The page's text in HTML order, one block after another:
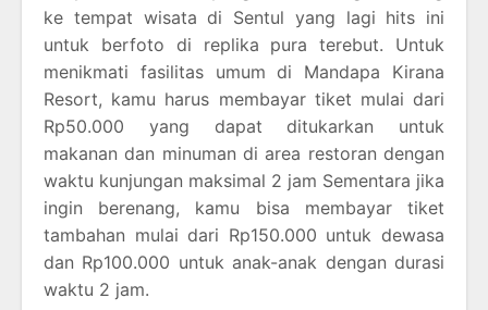
ke tempat wisata di Sentul yang lagi hits ini
untuk berfoto di replika pura terebut. Untuk
menikmati fasilitas umum di Mandapa Kirana
Resort, kamu harus membayar tiket mulai dari
Rp50.000 yang dapat ditukarkan untuk
makanan dan minuman di area restoran dengan
waktu kunjungan maksimal 2 jam Sementara jika
ingin berenang, kamu bisa membayar tiket
tambahan mulai dari Rp150.000 untuk dewasa
dan Rp100.000 untuk anak-anak dengan durasi
waktu 2 jam.